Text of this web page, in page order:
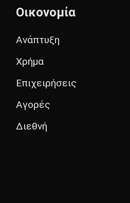
Οικονομία
Ανάπτυξη
Χρήμα
Επιχειρήσεις
Αγορές
Διεθνή